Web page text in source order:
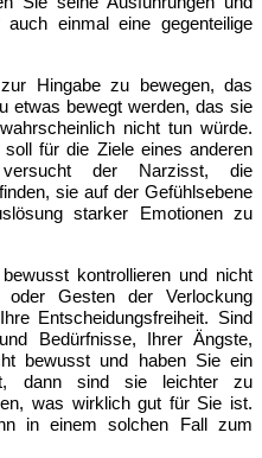
einmal eine gegenteilige
Hingabe zu bewegen, das
etwas bewegt werden, das sie
nicht tun würde.
für die Ziele eines anderen
der Narzisst, die
sie auf der Gefühlsebene
starker Emotionen zu
kontrollieren und nicht
Gesten der Verlockung
Entscheidungsfreiheit. Sind
Bedürfnisse, Ihrer Ängste,
bewusst und haben Sie ein
dann sind sie leichter zu
was wirklich gut für Sie ist.
in einem solchen Fall zum